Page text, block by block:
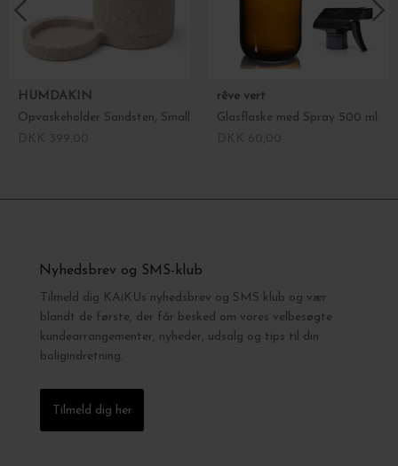
HUMDAKIN
Opvaskeholder Sandsten, Small
rêve vert
Glasflaske med Spray 500 ml.
Nyhedsbrev og SMS-klub
Tilmeld dig KAiKUs nyhedsbrev og SMS klub og vær
blandt de første, der får besked om vores velbesøgte
kundearrangementer, nyheder, udsalg og tips til din
boligindretning.
Tilmeld dig her